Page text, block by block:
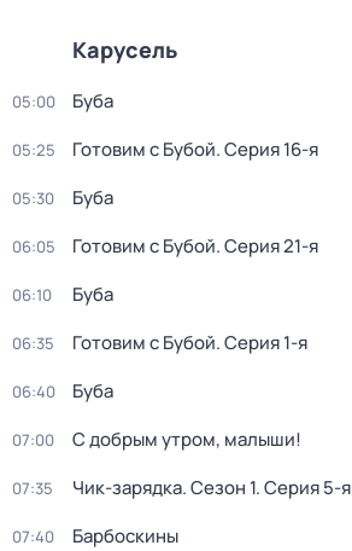
Карусель
05:00 Буба
05:25 Готовим с Бубой. Серия 16-я
05:30 Буба
06:05 Готовим с Бубой. Серия 21-я
06:10 Буба
06:35 Готовим с Бубой. Серия 1-я
06:40 Буба
07:00 С добрым утром, малыши!
07:35 Чик-зарядка. Сезон 1. Серия 5-я
07:40 Барбоскины